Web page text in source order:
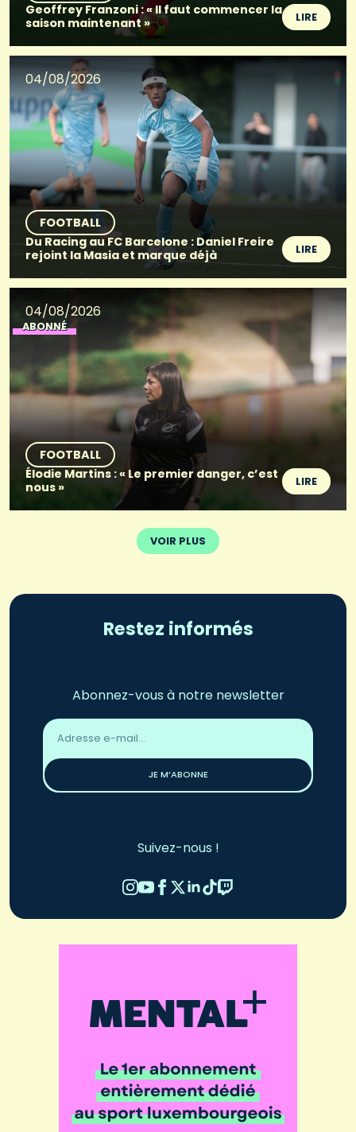
Geoffrey Franzoni : « Il faut commencer la
saison maintenant »
LIRE
04/08/2026
FOOTBALL
Du Racing au FC Barcelone : Daniel Freire
rejoint la Masia et marque déjà
LIRE
04/08/2026
ABONNÉ
FOOTBALL
Élodie Martins : « Le premier danger, c’est
nous »
LIRE
VOIR PLUS
Restez informés
Abonnez-vous à notre newsletter
Adresse
email
JE M’ABONNE
Suivez-nous !